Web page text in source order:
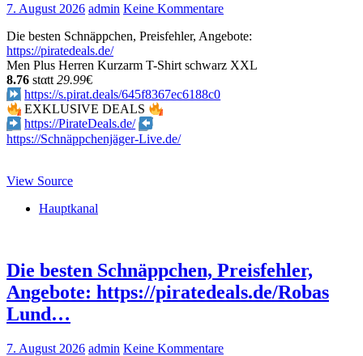
7. August 2026 admin Keine Kommentare
Die besten Schnäppchen, Preisfehler, Angebote:
https://piratedeals.de/
Men Plus Herren Kurzarm T-Shirt schwarz XXL
8.76 stαtt 29.99€
https://s.pirat.deals/645f8367ec6188c0
EXKLUSIVE DEALS
https://PirateDeals.de/
https://Schnäppchenjäger-Live.de/
View Source
Hauptkanal
Die besten Schnäppchen, Preisfehler,
Angebote: https://piratedeals.de/Robas
Lund…
7. August 2026 admin Keine Kommentare